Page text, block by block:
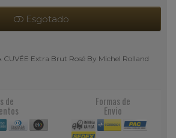
Esgotado
CUVÉE Extra Brut Rosé By Michel Rolland
de Formas de
Envio